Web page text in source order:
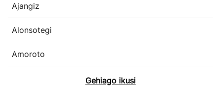
Ajangiz
Alonsotegi
Amoroto
Gehiago ikusi